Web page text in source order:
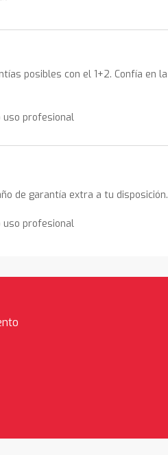
posibles con el 1+2. Confía en la
uso profesional
de garantía extra a tu disposición.
uso profesional